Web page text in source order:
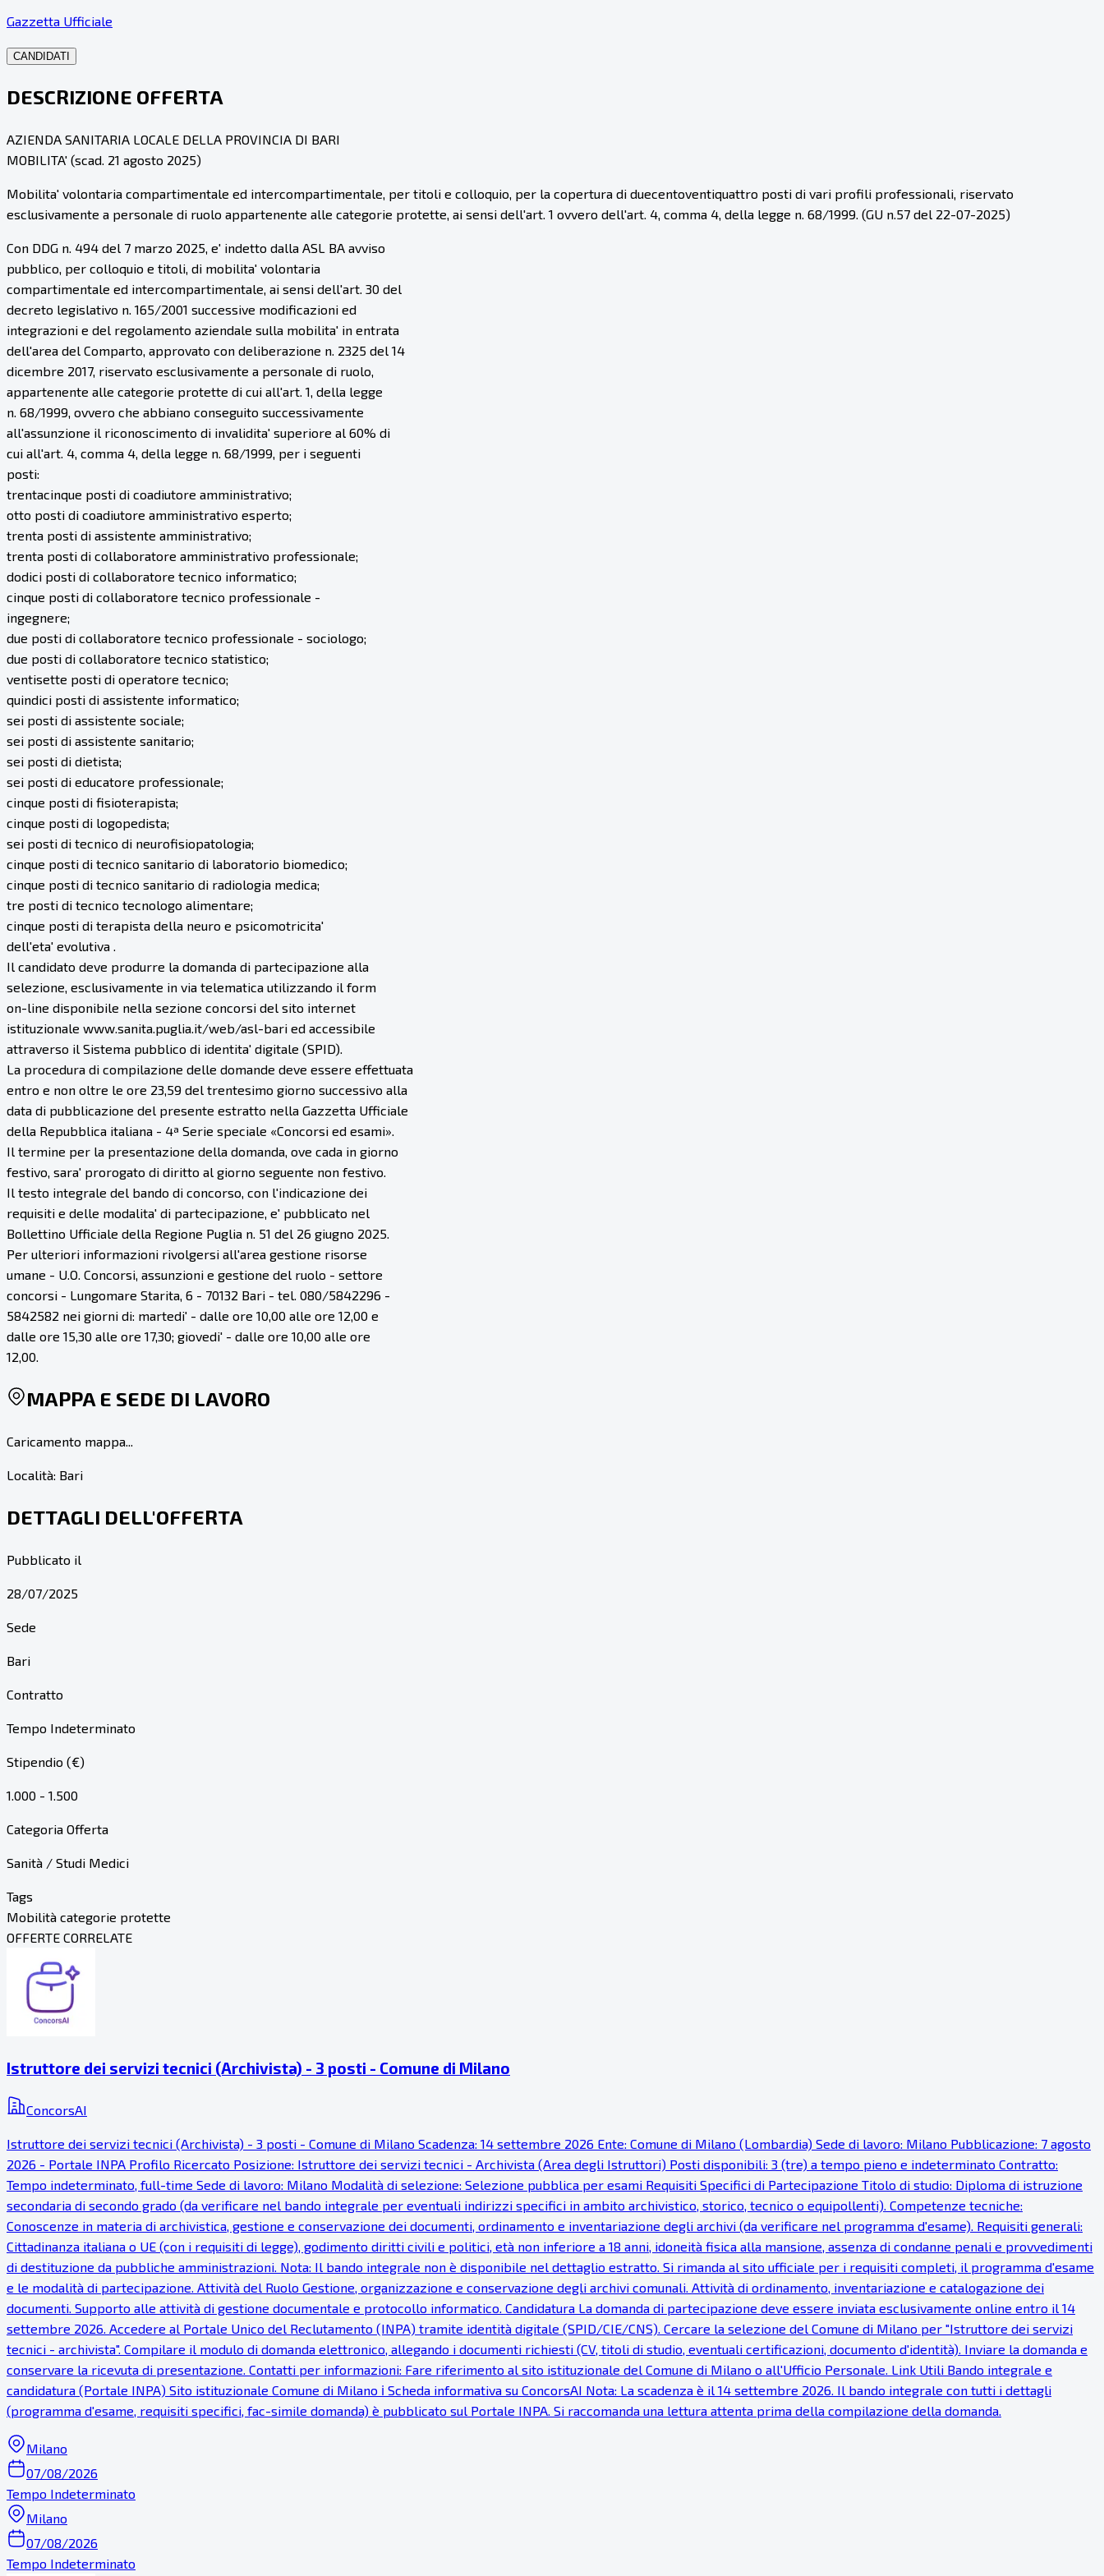
Gazzetta Ufficiale
CANDIDATI
DESCRIZIONE OFFERTA
AZIENDA SANITARIA LOCALE DELLA PROVINCIA DI BARI
MOBILITA' (scad. 21 agosto 2025)
Mobilita' volontaria compartimentale ed intercompartimentale, per titoli e colloquio, per la copertura di duecentoventiquattro posti di vari profili professionali, riservato
esclusivamente a personale di ruolo appartenente alle categorie protette, ai sensi dell'art. 1 ovvero dell'art. 4, comma 4, della legge n. 68/1999. (GU n.57 del 22-07-2025)
Con DDG n. 494 del 7 marzo 2025, e' indetto dalla ASL BA avviso
pubblico, per colloquio e titoli, di mobilita' volontaria
compartimentale ed intercompartimentale, ai sensi dell'art. 30 del
decreto legislativo n. 165/2001 successive modificazioni ed
integrazioni e del regolamento aziendale sulla mobilita' in entrata
dell'area del Comparto, approvato con deliberazione n. 2325 del 14
dicembre 2017, riservato esclusivamente a personale di ruolo,
appartenente alle categorie protette di cui all'art. 1, della legge
n. 68/1999, ovvero che abbiano conseguito successivamente
all'assunzione il riconoscimento di invalidita' superiore al 60% di
cui all'art. 4, comma 4, della legge n. 68/1999, per i seguenti
posti:
trentacinque posti di coadiutore amministrativo;
otto posti di coadiutore amministrativo esperto;
trenta posti di assistente amministrativo;
trenta posti di collaboratore amministrativo professionale;
dodici posti di collaboratore tecnico informatico;
cinque posti di collaboratore tecnico professionale -
ingegnere;
due posti di collaboratore tecnico professionale - sociologo;
due posti di collaboratore tecnico statistico;
ventisette posti di operatore tecnico;
quindici posti di assistente informatico;
sei posti di assistente sociale;
sei posti di assistente sanitario;
sei posti di dietista;
sei posti di educatore professionale;
cinque posti di fisioterapista;
cinque posti di logopedista;
sei posti di tecnico di neurofisiopatologia;
cinque posti di tecnico sanitario di laboratorio biomedico;
cinque posti di tecnico sanitario di radiologia medica;
tre posti di tecnico tecnologo alimentare;
cinque posti di terapista della neuro e psicomotricita'
dell'eta' evolutiva .
Il candidato deve produrre la domanda di partecipazione alla
selezione, esclusivamente in via telematica utilizzando il form
on-line disponibile nella sezione concorsi del sito internet
istituzionale www.sanita.puglia.it/web/asl-bari ed accessibile
attraverso il Sistema pubblico di identita' digitale (SPID).
La procedura di compilazione delle domande deve essere effettuata
entro e non oltre le ore 23,59 del trentesimo giorno successivo alla
data di pubblicazione del presente estratto nella Gazzetta Ufficiale
della Repubblica italiana - 4ª Serie speciale «Concorsi ed esami».
Il termine per la presentazione della domanda, ove cada in giorno
festivo, sara' prorogato di diritto al giorno seguente non festivo.
Il testo integrale del bando di concorso, con l'indicazione dei
requisiti e delle modalita' di partecipazione, e' pubblicato nel
Bollettino Ufficiale della Regione Puglia n. 51 del 26 giugno 2025.
Per ulteriori informazioni rivolgersi all'area gestione risorse
umane - U.O. Concorsi, assunzioni e gestione del ruolo - settore
concorsi - Lungomare Starita, 6 - 70132 Bari - tel. 080/5842296 -
5842582 nei giorni di: martedi' - dalle ore 10,00 alle ore 12,00 e
dalle ore 15,30 alle ore 17,30; giovedi' - dalle ore 10,00 alle ore
12,00.
MAPPA E SEDE DI LAVORO
Caricamento mappa...
Località: Bari
DETTAGLI DELL'OFFERTA
Pubblicato il
28/07/2025
Sede
Bari
Contratto
Tempo Indeterminato
Stipendio (€)
1.000 - 1.500
Categoria Offerta
Sanità / Studi Medici
Tags
Mobilità categorie protette
OFFERTE CORRELATE
Istruttore dei servizi tecnici (Archivista) - 3 posti - Comune di Milano
ConcorsAI
Istruttore dei servizi tecnici (Archivista) - 3 posti - Comune di Milano Scadenza: 14 settembre 2026 Ente: Comune di Milano (Lombardia) Sede di lavoro: Milano Pubblicazione: 7 agosto
2026 - Portale INPA Profilo Ricercato Posizione: Istruttore dei servizi tecnici - Archivista (Area degli Istruttori) Posti disponibili: 3 (tre) a tempo pieno e indeterminato Contratto:
Tempo indeterminato, full-time Sede di lavoro: Milano Modalità di selezione: Selezione pubblica per esami Requisiti Specifici di Partecipazione Titolo di studio: Diploma di istruzione
secondaria di secondo grado (da verificare nel bando integrale per eventuali indirizzi specifici in ambito archivistico, storico, tecnico o equipollenti). Competenze tecniche:
Conoscenze in materia di archivistica, gestione e conservazione dei documenti, ordinamento e inventariazione degli archivi (da verificare nel programma d'esame). Requisiti generali:
Cittadinanza italiana o UE (con i requisiti di legge), godimento diritti civili e politici, età non inferiore a 18 anni, idoneità fisica alla mansione, assenza di condanne penali e provvedimenti
di destituzione da pubbliche amministrazioni. Nota: Il bando integrale non è disponibile nel dettaglio estratto. Si rimanda al sito ufficiale per i requisiti completi, il programma d'esame
e le modalità di partecipazione. Attività del Ruolo Gestione, organizzazione e conservazione degli archivi comunali. Attività di ordinamento, inventariazione e catalogazione dei
documenti. Supporto alle attività di gestione documentale e protocollo informatico. Candidatura La domanda di partecipazione deve essere inviata esclusivamente online entro il 14
settembre 2026. Accedere al Portale Unico del Reclutamento (INPA) tramite identità digitale (SPID/CIE/CNS). Cercare la selezione del Comune di Milano per "Istruttore dei servizi
tecnici - archivista". Compilare il modulo di domanda elettronico, allegando i documenti richiesti (CV, titoli di studio, eventuali certificazioni, documento d'identità). Inviare la domanda e
conservare la ricevuta di presentazione. Contatti per informazioni: Fare riferimento al sito istituzionale del Comune di Milano o all'Ufficio Personale. Link Utili Bando integrale e
candidatura (Portale INPA) Sito istituzionale Comune di Milano ℹ Scheda informativa su ConcorsAI Nota: La scadenza è il 14 settembre 2026. Il bando integrale con tutti i dettagli
(programma d'esame, requisiti specifici, fac-simile domanda) è pubblicato sul Portale INPA. Si raccomanda una lettura attenta prima della compilazione della domanda.
Milano
07/08/2026
Tempo Indeterminato
Milano
07/08/2026
Tempo Indeterminato